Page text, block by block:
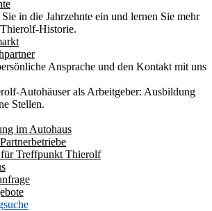
in die Jahrzehnte ein und lernen Sie mehr
Historie.
Ansprache und den Kontakt mit uns
Autohäuser als Arbeitgeber: Ausbildung
Stellen.
im Autohaus
für Treffpunkt Thierolf